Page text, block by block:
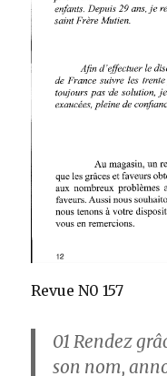
Revue N0 157
01 Rendez
son nom,